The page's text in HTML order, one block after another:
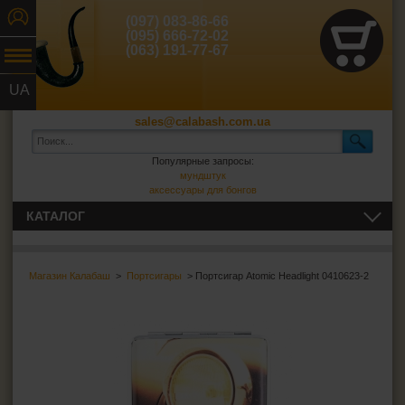
UA
(097) 083-86-66
(095) 666-72-02
(063) 191-77-67
sales@calabash.com.ua
Популярные запросы:
мундштук
аксессуары для бонгов
Магазин Калабаш > Портсигары > Портсигар Atomic Headlight 0410623-2
КАТАЛОГ